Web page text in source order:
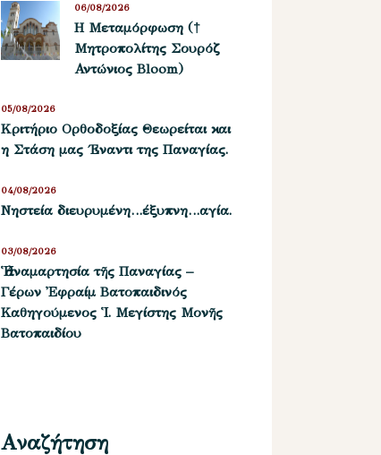
Η Μεταμόρφωση (†
Μητροπολίτης Σουρόζ
Αντώνιος Bloom)
06/08/2026
Kριτήριο Oρθοδοξίας Θεωρείται και
η Στάση μας ΄Εναντι της Παναγίας.
05/08/2026
Νηστεία διευρυμένη…έξυπνη…αγία.
04/08/2026
Ἡ ἀναμαρτησία τῆς Παναγίας –
Γέρων Ἐφραίμ Βατοπαιδινός
Καθηγούμενος Ἱ. Μεγίστης Μονῆς
Βατοπαιδίου
03/08/2026
Αναζήτηση